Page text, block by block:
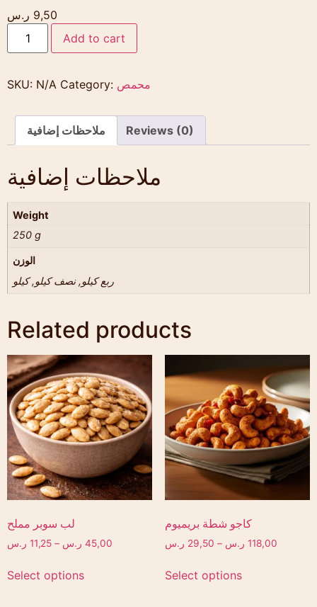
9,50 ر.س
Add to cart
SKU: N/A Category: محمص
ملاحظات إضافية Reviews (0)
ملاحظات إضافية
Weight
250 g
الوزن
ربع كيلو, نصف كيلو, كيلو
Related products
لب سوبر مملح
11,25 ر.س – 45,00 ر.س
Select options
كاجو شطة بريميوم
29,50 ر.س – 118,00 ر.س
Select options